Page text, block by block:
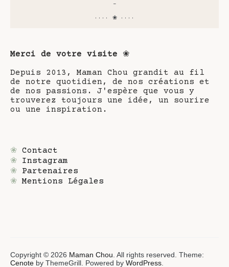
-
···· ❀ ····
Merci de votre visite ❀
Depuis 2013, Maman Chou grandit au fil
de notre quotidien, de nos créations et
de nos passions. J'espère que vous y
trouverez toujours une idée, un sourire
ou une inspiration.
❀ Contact
❀ Instagram
❀ Partenaires
❀ Mentions Légales
Copyright © 2026 Maman Chou . All rights reserved. Theme:
Cenote by ThemeGrill. Powered by WordPress